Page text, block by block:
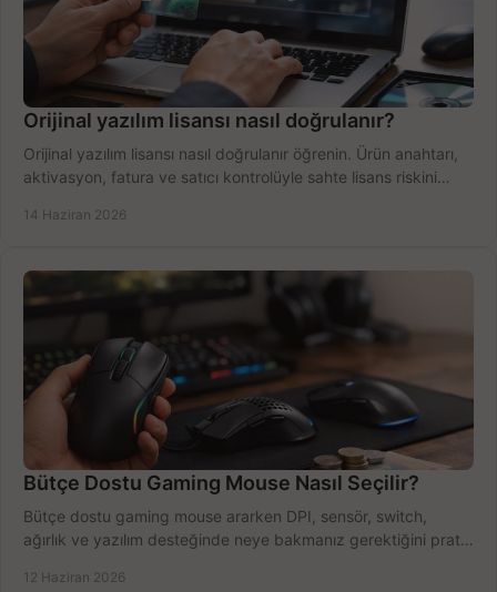
Orijinal yazılım lisansı nasıl doğrulanır?
Orijinal yazılım lisansı nasıl doğrulanır öğrenin. Ürün anahtarı,
aktivasyon, fatura ve satıcı kontrolüyle sahte lisans riskini
14 Haziran 2026
Bütçe Dostu Gaming Mouse Nasıl Seçilir?
Bütçe dostu gaming mouse ararken DPI, sensör, switch,
ağırlık ve yazılım desteğinde neye bakmanız gerektiğini pratik
12 Haziran 2026